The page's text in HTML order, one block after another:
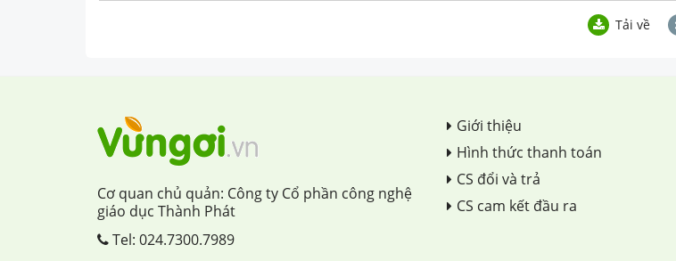
Tải về
Cơ quan chủ quản: Công ty Cổ phần công nghệ
giáo dục Thành Phát
Tel: 024.7300.7989
Giới thiệu
Hình thức thanh toán
CS đổi và trả
CS cam kết đầu ra